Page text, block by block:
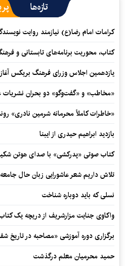
تازه‌ها
کرامات امام رضا(ع) نیازمند روایت
کتاب، محوریت برنامه‌های تابستانی و
یازدهمین اجلاس وزرای فرهنگ بریکس
«مخاطب» و «گفت‌وگو» دو بحران نشریات
«خاطرات کاملاً محرمانه شرمین نادری»
بازدید ابراهیم حیدری از ایبنا
کتاب صوتی «پدرکشی» با صدای هوتن
تلاش داریم شعر عاشورایی زبان حال
نسلی که باید دوباره شناخت
واکاوی جنایت مزارشریف از دریچه یک
برگزاری دوره آموزشی «مصاحبه در تاریخ
حمید محرمیان معلم درگذشت